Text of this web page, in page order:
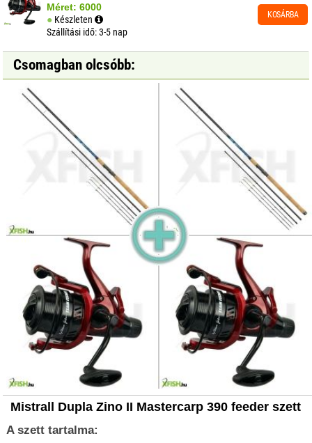
Méret: 6000
Készleten
Szállítási idő: 3-5 nap
KOSÁRBA
Csomagban olcsóbb:
Mistrall Dupla Zino II Mastercarp 390 feeder szett
A szett tartalma: